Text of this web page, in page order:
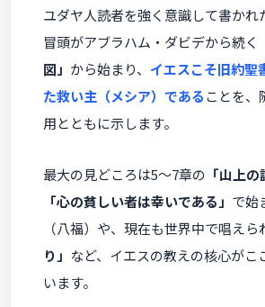
ユダヤ人読者を強く意識して書かれ
冒頭がアブラハム・ダビデから続く
図」 から始まり、 イエスこそ旧約聖
た救い主（メシア）であることを、
用とともに示します。
最大の見どころは5〜7章の 「山上の
「心の貧しい者は幸いである」 で始
（八福）や、現在も世界中で唱えら
り」 など、イエスの教えの核心がこ
います。